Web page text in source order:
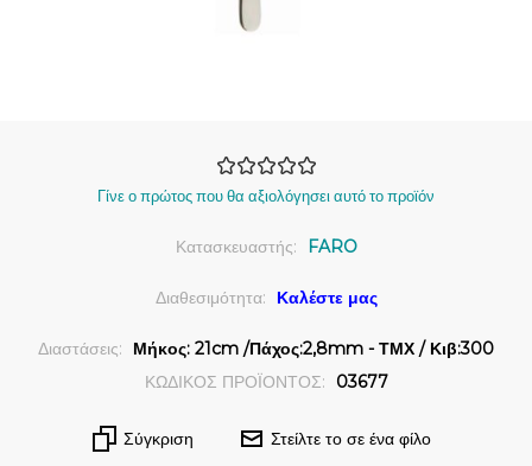
Γίνε ο πρώτος που θα αξιολόγησει αυτό το προϊόν
Κατασκευαστής: FARO
Διαθεσιμότητα: Καλέστε μας
Διαστάσεις:
Μήκος: 21cm /Πάχος:2,8mm - ΤΜΧ / Κιβ:300
ΚΩΔΙΚΟΣ ΠΡΟΪΟΝΤΟΣ:
03677
Σύγκριση Στείλτε το σε ένα φίλο